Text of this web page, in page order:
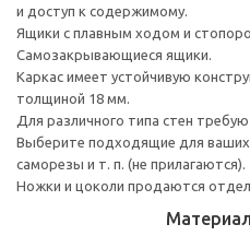
и доступ к содержимому.
Ящики с плавным ходом и
Самозакрывающиеся ящики.
Каркас имеет устойчивую
толщиной 18 мм.
Для различного типа стен
Выберите подходящие для
саморезы и т. п. (не прилагаются).
Ножки и цоколи продаются